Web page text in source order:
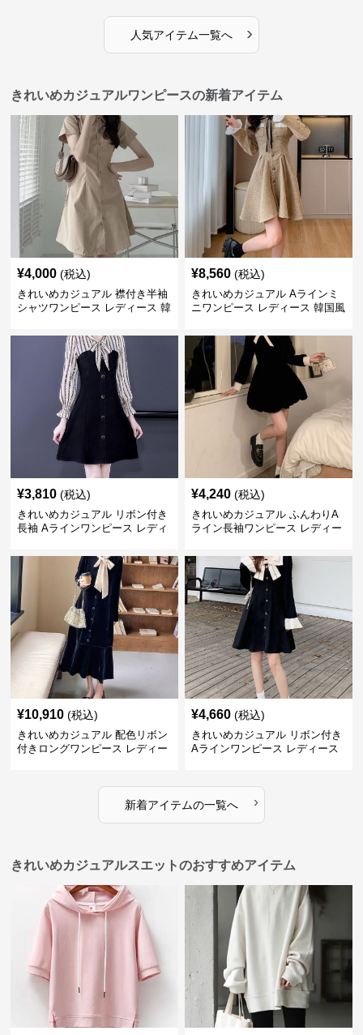
ン
人気アイテム一覧へ ›
きれいめカジュアルワンピースの新着アイテム
¥4,000 (税込)
きれいめカジュアル 襟付き半袖
シャツワンピース レディース 韓
ト ウエストマーク スタイルアッ
プ Aライン 小柄さん◎
¥8,560 (税込)
きれいめカジュアル Aラインミ
ニワンピース レディース 韓国風
上丈 春秋 ウエストマーク 上品
エレガント
¥3,810 (税込)
きれいめカジュアル リボン付き
長袖 Aラインワンピース レディ
り替え 膝上丈 細見え フェミニ
ン おしゃれ
¥4,240 (税込)
きれいめカジュアル ふんわりA
ライン長袖ワンピース レディー
ト フェミニン 上品 おしゃれ
¥10,910 (税込)
きれいめカジュアル 配色リボン
付きロングワンピース レディー
¥4,660 (税込)
きれいめカジュアル リボン付き
Aラインワンピース レディース
ン
新着アイテムの一覧へ ›
きれいめカジュアルスエットのおすすめアイテム